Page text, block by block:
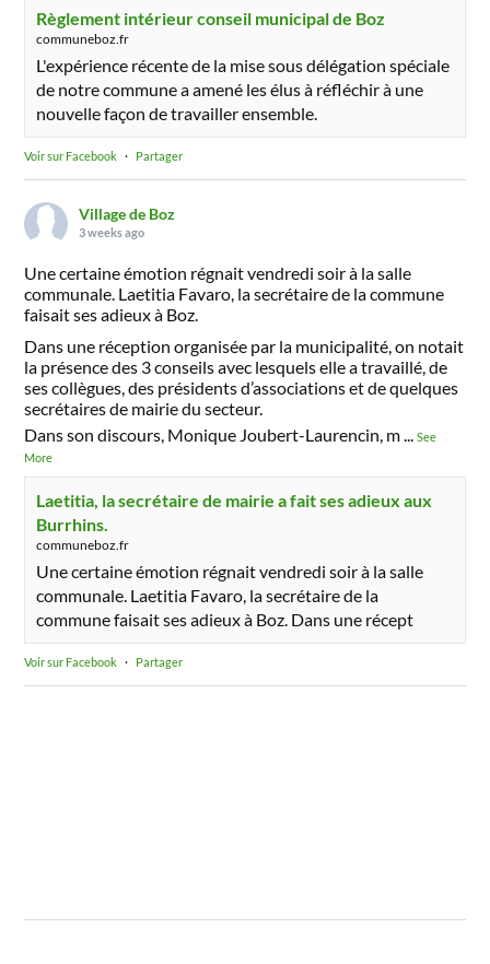
Règlement intérieur conseil municipal de Boz
communeboz.fr
L'expérience récente de la mise sous délégation spéciale
de notre commune a amené les élus à réfléchir à une
nouvelle façon de travailler ensemble.
Voir sur Facebook · Partager
Village de Boz
3 weeks ago
Une certaine émotion régnait vendredi soir à la salle
communale. Laetitia Favaro, la secrétaire de la commune
faisait ses adieux à Boz.
Dans une réception organisée par la municipalité, on notait
la présence des 3 conseils avec lesquels elle a travaillé, de
ses collègues, des présidents d’associations et de quelques
secrétaires de mairie du secteur.
Dans son discours, Monique Joubert-Laurencin, m...See
More
Laetitia, la secrétaire de mairie a fait ses adieux aux
Burrhins.
communeboz.fr
Une certaine émotion régnait vendredi soir à la salle
communale. Laetitia Favaro, la secrétaire de la
commune faisait ses adieux à Boz. Dans une récept
Voir sur Facebook · Partager